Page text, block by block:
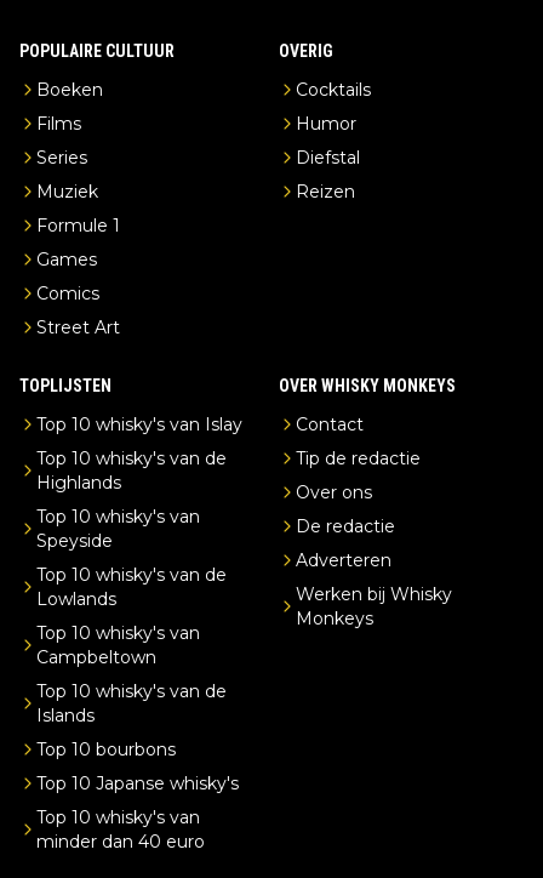
POPULAIRE CULTUUR
Boeken
Films
Series
Muziek
Formule 1
Games
Comics
Street Art
OVERIG
Cocktails
Humor
Diefstal
Reizen
TOPLIJSTEN
Top 10 whisky's van Islay
Top 10 whisky's van de
Highlands
Top 10 whisky's van
Speyside
Top 10 whisky's van de
Lowlands
Top 10 whisky's van
Campbeltown
Top 10 whisky's van de
Islands
Top 10 bourbons
Top 10 Japanse whisky's
Top 10 whisky's van
minder dan 40 euro
OVER WHISKY MONKEYS
Contact
Tip de redactie
Over ons
De redactie
Adverteren
Werken bij Whisky
Monkeys